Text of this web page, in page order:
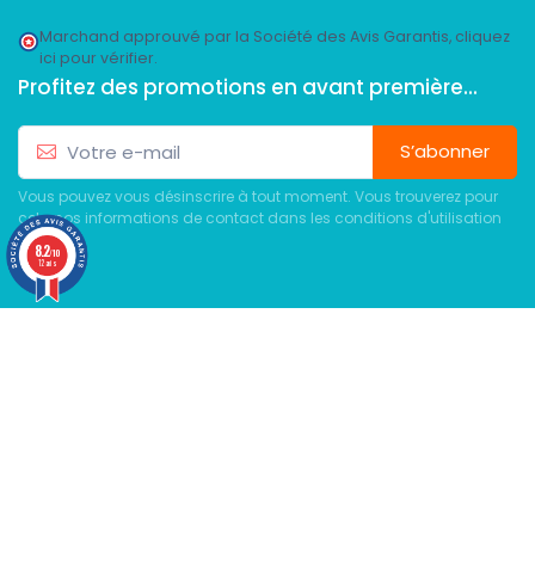
Marchand approuvé par la Société des Avis Garantis, cliquez
ici pour vérifier.
Profitez des promotions en avant première...
S’abonner
Vous pouvez vous désinscrire à tout moment. Vous trouverez pour
cela nos informations de contact dans les conditions d'utilisation
du site.
8.2/10
12 avis